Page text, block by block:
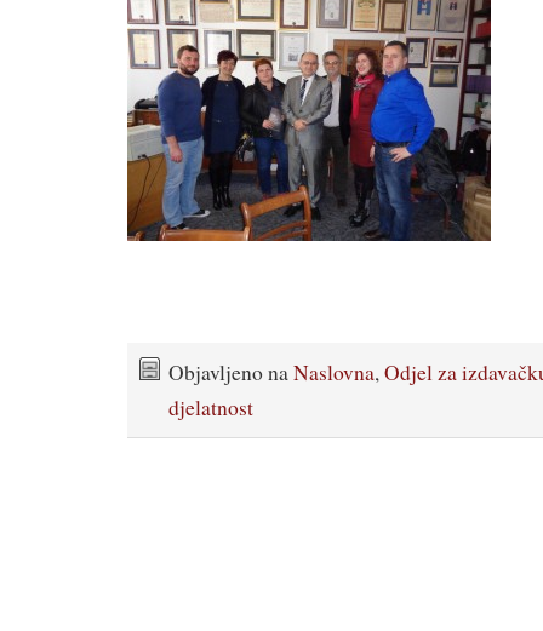
Objavljeno na Naslovna, Odjel za
djelatnost